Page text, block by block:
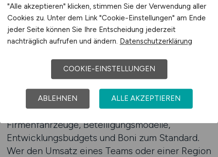
Verantwortung übernommen hat, wird früher
oder später angesprochen – oder geht den
Schritt bewusst selbst. Wichtig ist, sich
vorzubereiten: mit Weiterbildungen, interner
Vernetzung, klaren Zielen.
Verantwortung wider. Neben dem Fixgehalt
zählen variable Vergütungsmodelle,
Firmenfahrzeuge, Beteiligungsmodelle,
Entwicklungsbudgets und Boni zum Standard.
Wer den Umsatz eines Teams oder einer Region
"Alle akzeptieren" klicken, stimmen Sie der Verwendung aller
Cookies zu. Unter dem Link "Cookie-Einstellungen" am Ende
jeder Seite können Sie Ihre Entscheidung jederzeit
nachträglich aufrufen und ändern. Datenschutzerklärung
COOKIE-EINSTELLUNGEN
ABLEHNEN ALLE AKZEPTIEREN